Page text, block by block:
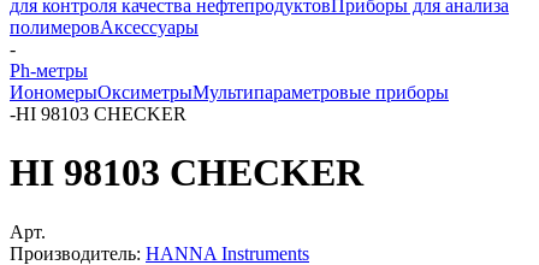
для контроля качества нефтепродуктовПриборы для анализа
полимеровАксессуары
-
Ph-метры
ИономерыОксиметрыМультипараметровые приборы
-HI 98103 CHECKER
HI 98103 CHECKER
Арт.
Производитель: HANNA Instruments